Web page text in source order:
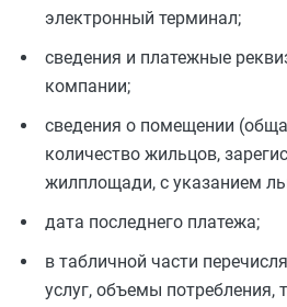
электронный терминал;
сведения и платежные
компании;
сведения о помещении
количество жильцов,
жилплощади, с указанием
дата последнего платежа;
в табличной части
услуг, объемы